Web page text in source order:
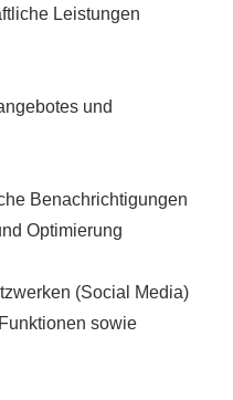
Leistungen
und
Benachrichtigungen
Optimierung
(Social Media)
sowie